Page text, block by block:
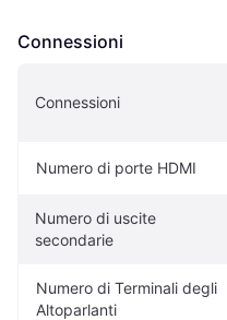
Connessioni
Connessioni
Numero di porte HDMI
Numero di uscite
secondarie
Numero di Terminali degli
Altoparlanti